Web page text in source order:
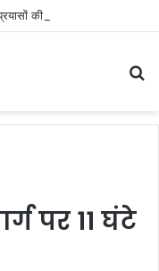
की जानकारी दी
पर 11 घंटे